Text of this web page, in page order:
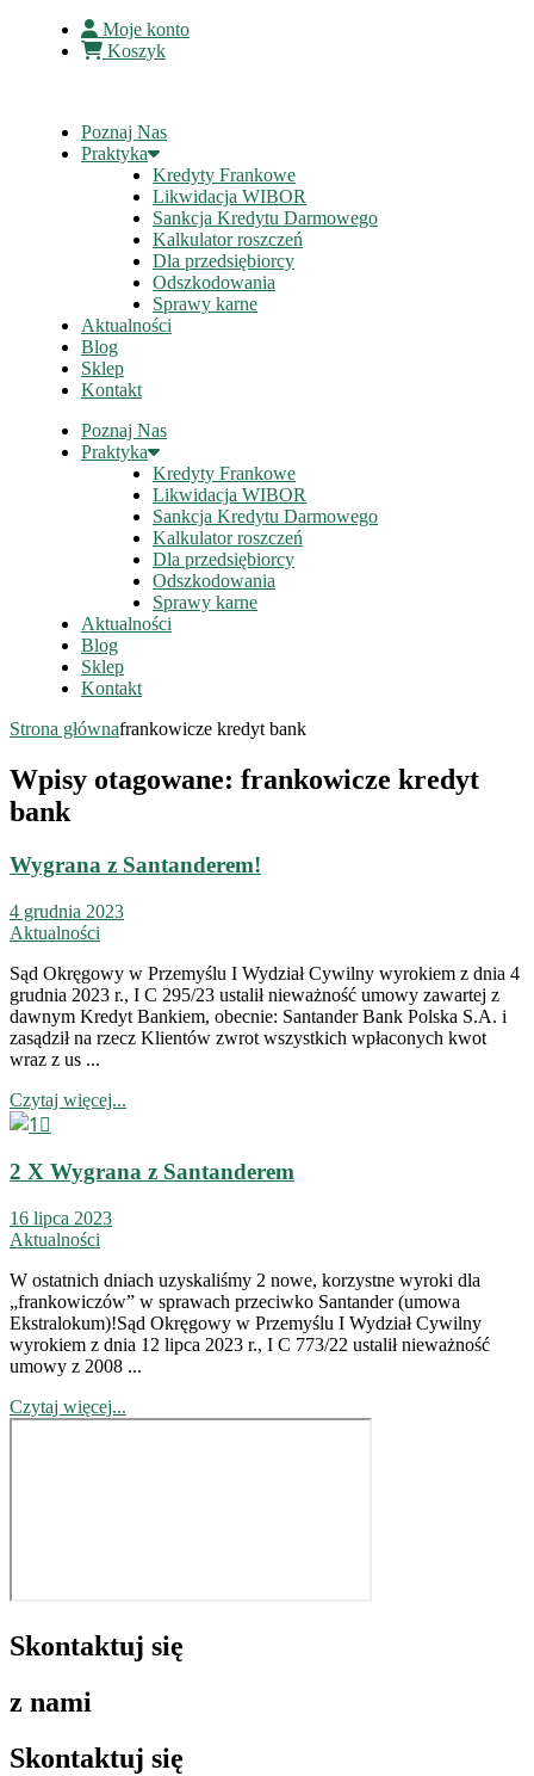
Moje konto
Koszyk
Poznaj Nas
Praktyka
Kredyty Frankowe
Likwidacja WIBOR
Sankcja Kredytu Darmowego
Kalkulator roszczeń
Dla przedsiębiorcy
Odszkodowania
Sprawy karne
Aktualności
Blog
Sklep
Kontakt
Poznaj Nas
Praktyka
Kredyty Frankowe
Likwidacja WIBOR
Sankcja Kredytu Darmowego
Kalkulator roszczeń
Dla przedsiębiorcy
Odszkodowania
Sprawy karne
Aktualności
Blog
Sklep
Kontakt
Strona głównafrankowicze kredyt bank
Wpisy otagowane: frankowicze kredyt
bank
Wygrana z Santanderem!
4 grudnia 2023
Aktualności
Sąd Okręgowy w Przemyślu I Wydział Cywilny wyrokiem z dnia 4
grudnia 2023 r., I C 295/23 ustalił nieważność umowy zawartej z
dawnym Kredyt Bankiem, obecnie: Santander Bank Polska S.A. i
zasądził na rzecz Klientów zwrot wszystkich wpłaconych kwot
wraz z us ...
Czytaj więcej...
2 X Wygrana z Santanderem
16 lipca 2023
Aktualności
W ostatnich dniach uzyskaliśmy 2 nowe, korzystne wyroki dla
„frankowiczów” w sprawach przeciwko Santander (umowa
Ekstralokum)!Sąd Okręgowy w Przemyślu I Wydział Cywilny
wyrokiem z dnia 12 lipca 2023 r., I C 773/22 ustalił nieważność
umowy z 2008 ...
Czytaj więcej...
Skontaktuj się
z nami
Skontaktuj się